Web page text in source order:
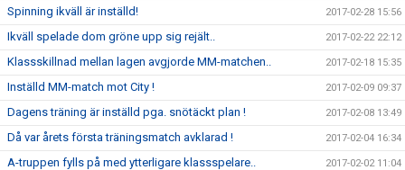
Spinning ikväll är inställd! 2017-02-28 15:56
Ikväll spelade dom gröne upp sig rejält.. 2017-02-22 22:12
Klassskillnad mellan lagen avgjorde MM-matchen.. 2017-02-18 15:35
Inställd MM-match mot City ! 2017-02-09 09:37
Dagens träning är inställd pga. snötäckt plan ! 2017-02-08 13:49
Då var årets första träningsmatch avklarad ! 2017-02-04 16:34
A-truppen fylls på med ytterligare klassspelare.. 2017-02-02 11:04